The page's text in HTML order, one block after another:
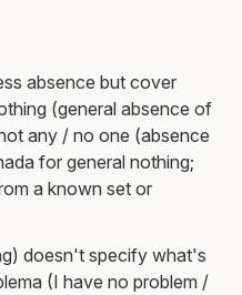
absence but cover
(general absence of
any / no one (absence
for general nothing;
a known set or
doesn't specify what's
(I have no problem /